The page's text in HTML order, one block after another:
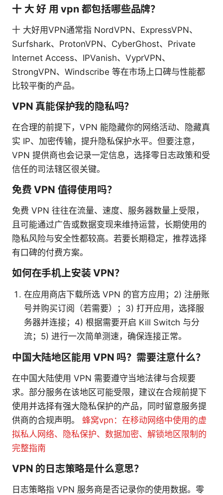
十 大 好 用 vpn 都包括哪些品牌？
十 大好用VPN通常指 NordVPN、ExpressVPN、
Surfshark、ProtonVPN、CyberGhost、Private
Internet Access、IPVanish、VyprVPN、
StrongVPN、Windscribe 等在市场上口碑与性能都
比较平衡的产品。
VPN 真能保护我的隐私吗？
在合理的前提下，VPN 能隐藏你的网络活动、隐藏真
实 IP、加密传输，提升隐私保护水平。但要注意，
VPN 提供商也会记录一定信息，选择零日志政策和受
信任的司法辖区很关键。
免费 VPN 值得使用吗？
免费 VPN 往往在流量、速度、服务器数量上受限，
且可能通过广告或数据变现来维持运营，长期使用的
隐私风险与安全性都较高。若要长期稳定，推荐选择
有口碑的付费方案。
如何在手机上安装 VPN？
在应用商店下载所选 VPN 的官方应用；2) 注册账
号并购买订阅（若需要）；3) 打开应用，选择服
务器并连接；4) 根据需要开启 Kill Switch 与分
流；5) 进行一次简单测速，确保连接正常。
中国大陆地区能用 VPN 吗？需要注意什么？
在中国大陆使用 VPN 需要遵守当地法律与合规要
求。部分服务在该地区可能受限，建议在合规前提下
使用并选择有强大隐私保护的产品，同时留意服务提
供商的合规声明。 蜂窝vpn：在移动网络中使用的虚
拟私人网络、隐私保护、数据加密、解锁地区限制的
完整指南
VPN 的日志策略是什么意思？
日志策略指 VPN 服务商是否记录你的使用数据。零